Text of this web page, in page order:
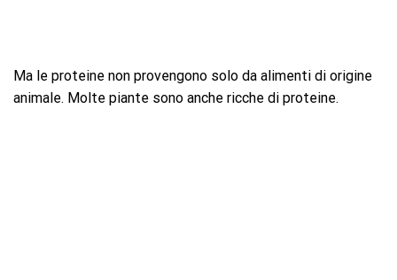
Ma le proteine ​​non provengono solo da alimenti di origine
animale. Molte piante sono anche ricche di proteine.